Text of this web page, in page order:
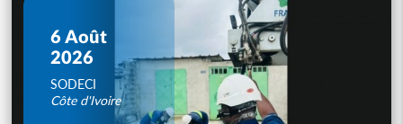
6 Août
2026
SODECI
Côte d'Ivoire